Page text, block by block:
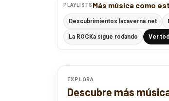
PLAYLISTS Más música como
Descubrimientos lacaverna.net
La ROCKa sigue rodando Ver
EXPLORA
Descubre más